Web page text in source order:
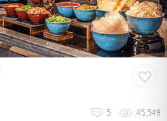
5 45,549